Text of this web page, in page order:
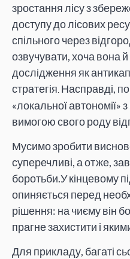
зростання лісу з
доступу до лісових
спільного через
озвучувати, хоча вона
дослідження як
стратегія Насправді,
«локальної автономії» з
вимогою свого роду
Мусимо зробити
суперечливі, а отже,
боротьби.У кінцевому
опиняється перед
рішення: на чиєму він
прагне захистити і
Для прикладу, багаті